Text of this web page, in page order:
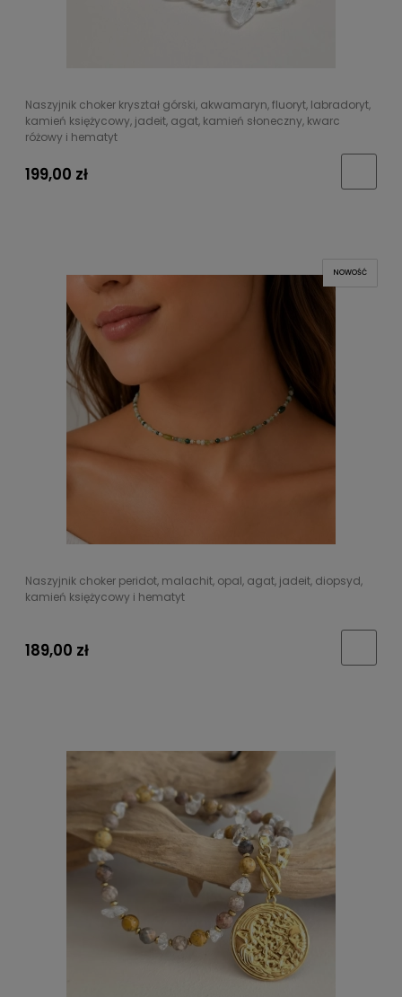
Naszyjnik choker kryształ górski, akwamaryn, fluoryt, labradoryt,
kamień księżycowy, jadeit, agat, kamień słoneczny, kwarc
różowy i hematyt
199,00 zł
Naszyjnik choker peridot, malachit, opal, agat, jadeit, diopsyd,
kamień księżycowy i hematyt
189,00 zł
NOWOŚĆ